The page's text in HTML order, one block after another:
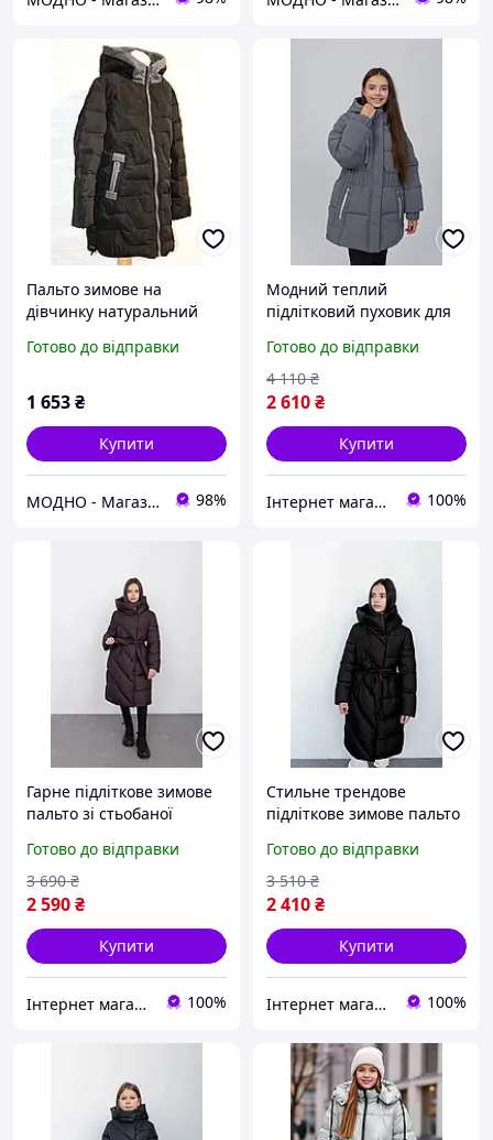
Пальто зимове на
дівчинку натуральний
Готово до відправки
1 653₴
Купити
МОДНО - Магазин дитячого та жіночого одягу та взуття 98%
Модний теплий
підлітковий пуховик для
підліткова куртка для
дівчинки
Готово до відправки
2 610₴
4 110 ₴
Купити
Інтернет магазин "Nika Star" 100%
Гарне підліткове зимове
пальто зі стьобаної
дитячий пуховик
Готово до відправки
2 590₴
3 690 ₴
Купити
Інтернет магазин "Nika Star" 100%
Стильне трендове
підліткове зимове пальто
дівчинки, дитячий
пуховик
Готово до відправки
2 410₴
3 510 ₴
Купити
Інтернет магазин "Nika Star" 100%